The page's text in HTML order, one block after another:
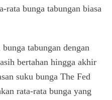
bunga tabungan biasa
tabungan dengan
bertahan hingga akhir
suku bunga The Fed
rata-rata bunga yang